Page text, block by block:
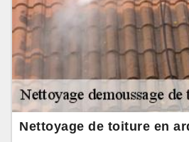
Nettoyage de toiture en